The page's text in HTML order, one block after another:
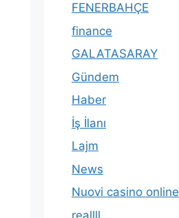
FENERBAHÇE
finance
GALATASARAY
Gündem
Haber
İş İlanı
Lajm
News
Nuovi casino online
reallll